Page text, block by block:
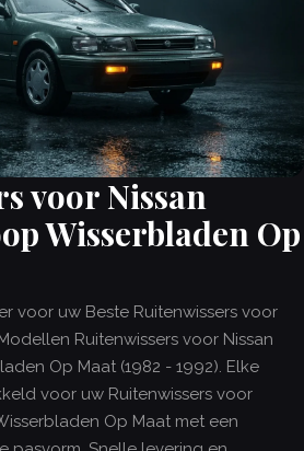
voor Nissan
Wisserbladen Op
voor uw Beste Ruitenwissers voor
Ruitenwissers voor Nissan
Op Maat (1982 - 1992). Elke
voor uw Ruitenwissers voor
Op Maat met een